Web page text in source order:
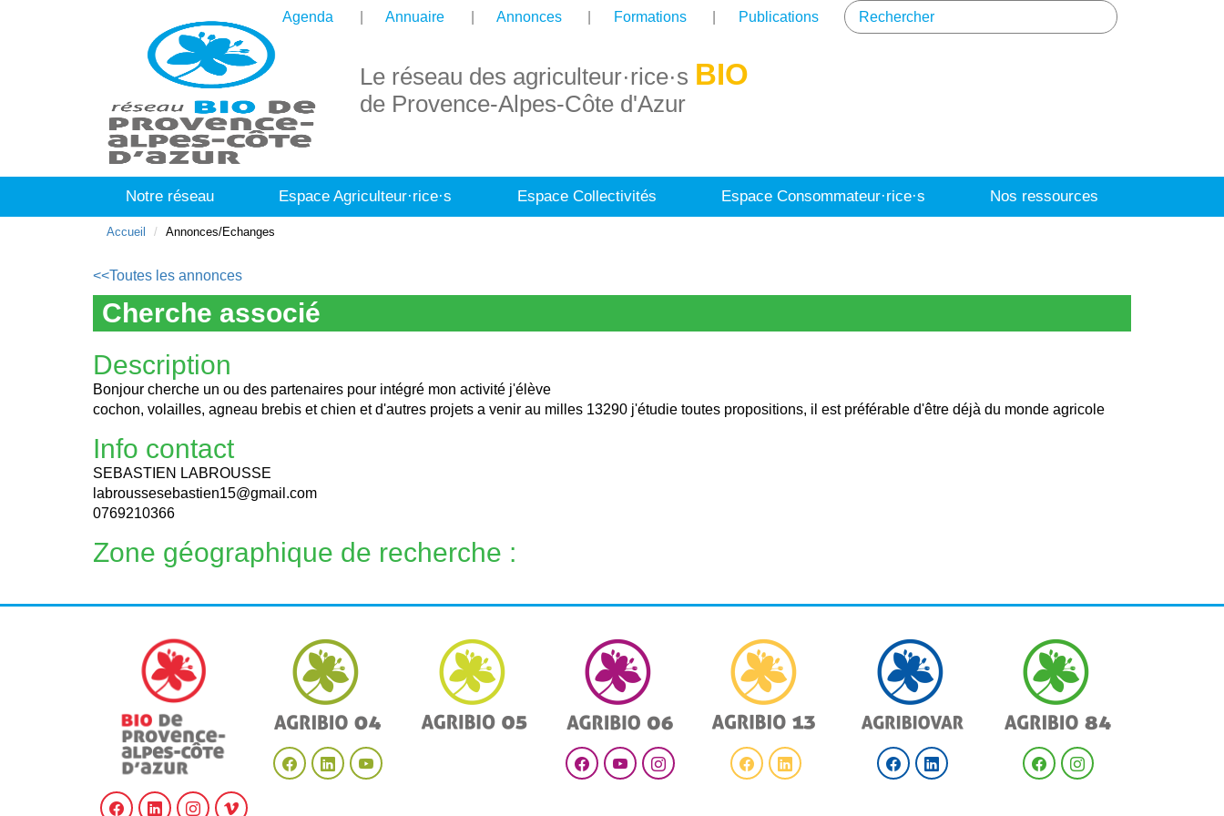
Agenda Annuaire Annonces Formations Publications
Le réseau des agriculteur·rice·s BIO
de Provence-Alpes-Côte d'Azur
Notre réseau Espace Agriculteur·rice·s Espace Collectivités Espace Consommateur·rice·s Nos ressources
Accueil Annonces/Echanges
<<Toutes les annonces
Cherche associé
Description
Bonjour cherche un ou des partenaires pour intégré mon activité j'élève
cochon, volailles, agneau brebis et chien et d'autres projets a venir au milles 13290 j'étudie toutes propositions, il est préférable d'être déjà du monde agricole
Info contact
SEBASTIEN LABROUSSE
labroussesebastien15@gmail.com
0769210366
Zone géographique de recherche :